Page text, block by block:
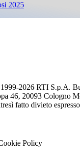
2025
2026 RTI S.p.A.
46, 20093 Cologno
fatto divieto
Policy